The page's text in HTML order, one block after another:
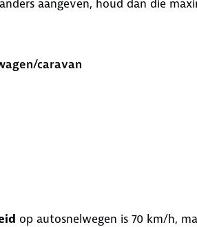
aangeven, houd dan die
caravan
op autosnelwegen is 70 km/h,